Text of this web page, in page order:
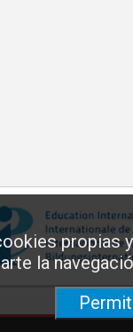
propias
la